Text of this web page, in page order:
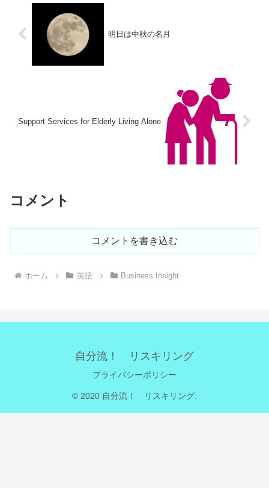
明日は中秋の名月
Support Services for Elderly Living Alone
コメント
コメントを書き込む
ホーム 英語 Business Insight
自分流！ リスキリング
プライバシーポリシー
© 2020 自分流！ リスキリング.